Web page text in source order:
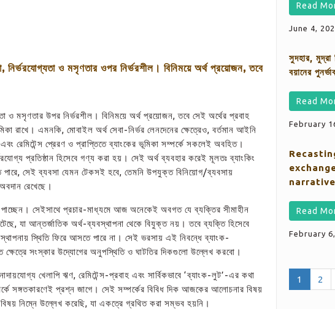
নির্ভরযোগ্যতা ও মসৃণতার ওপর নির্ভরশীল। বিনিময়ে অর্থ প্রয়োজন, তবে
ও মসৃণতার উপর নির্ভরশীল। বিনিময়ে অর্থ প্রয়োজন, তবে সেই অর্থের প্রবাহ
রাখে। এমনকি, মোবাইল অর্থ সেবা-নির্ভর লেনদেনের ক্ষেত্রেও, বর্তমান আইনি
রেমিটেন্স প্রেরণ ও প্রাপ্তিতে ব্যাংকের ভূমিকা সম্পর্কে সকলেই অবহিত।
প্রতিষ্ঠান হিসেবে গণ্য করা হয়। সেই অর্থ ব্যবহার করেই মূলতঃ ব্যাংকিং
সেই ব্যবসা যেমন টেকসই হবে, তেমনি উপযুক্ত বিনিয়োগ/ব্যবসায়
রেখেছে।
সেইসাথে প্রচার-মাধ্যমে আজ অনেকেই অবগত যে ব্যক্তির সীমাহীন
যা আন্তর্জাতিক অর্থ-ব্যবস্থাপনা থেকে বিযুক্ত নয়। তবে ব্যক্তি হিসেবে
স্থিতি ফিরে আসতে পারে না। সেই ভরসায় এই নিবন্ধে ব্যাংক-
সংস্কার উদ্যোগের অনুপস্থিতি ও ঘাটতির দিকগুলো উল্লেখ করবো।
খেলাপি ঋণ, রেমিটেন্স-প্রবাহ এবং সার্বিকভাবে ‘ব্যাংক-লুট’-এর কথা
সঙ্গতকারণেই প্রশ্ন জাগে। সেই সম্পর্কের বিবিধ দিক আজকের আলোচনার বিষয়
নিম্নে উল্লেখ করেছি, যা একত্রে গ্রথিত করা সম্ভব হয়নি।
Read
June 4,
সুদহার, মুদ্রা
বয়ানের
Read
February
narrative
Read
February
1 2